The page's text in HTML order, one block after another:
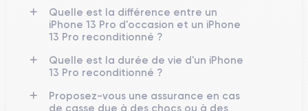
téléobjectif et un objectif ultra grand-angle, qui vous permet de
capturer des photos et des vidéos époustouflantes, même
dans des conditions de faible luminosité.
L'autonomie de la batterie a également été améliorée sur
bénéficier d'une plus grande autonomie et passer plus de
Quelle est la différence entre un
iPhone 13 Pro d'occasion et un iPhone
13 Pro reconditionné ?
Quelle est la durée de vie d'un iPhone
13 Pro reconditionné ?
Proposez-vous une assurance en cas
de casse due à des chocs ou à des